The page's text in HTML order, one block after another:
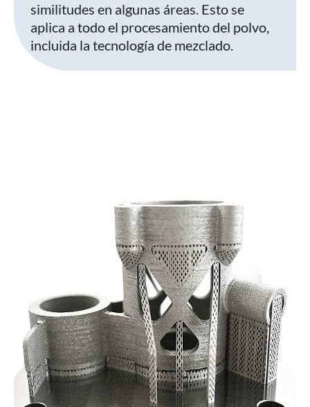
similitudes en algunas áreas. Esto se
aplica a todo el procesamiento del polvo,
incluida la tecnología de mezclado.